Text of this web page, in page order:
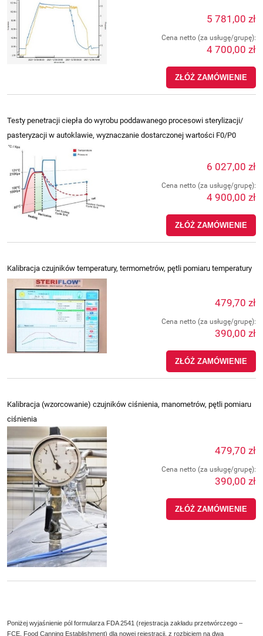
5 781,00 zł
Cena netto (za usługę/grupę):
4 700,00 zł
ZŁÓŻ ZAMÓWIENIE
Testy penetracji ciepła do wyrobu poddawanego procesowi sterylizacji/
pasteryzacji w autoklawie, wyznaczanie dostarczonej wartości F0/P0
6 027,00 zł
Cena netto (za usługę/grupę):
4 900,00 zł
ZŁÓŻ ZAMÓWIENIE
Kalibracja czujników temperatury, termometrów, pętli pomiaru temperatury
479,70 zł
Cena netto (za usługę/grupę):
390,00 zł
ZŁÓŻ ZAMÓWIENIE
Kalibracja (wzorcowanie) czujników ciśnienia, manometrów, pętli pomiaru
ciśnienia
479,70 zł
Cena netto (za usługę/grupę):
390,00 zł
ZŁÓŻ ZAMÓWIENIE
Poniżej wyjaśnienie pól formularza FDA 2541 (rejestracja zakładu przetwórczego –
FCE, Food Canning Establishment) dla nowej rejestracji, z rozbiciem na dwa